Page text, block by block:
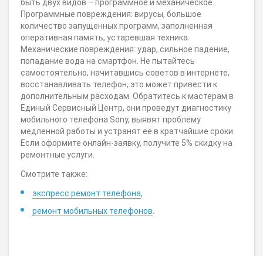
быть двух видов – программное и механическое.
Программные повреждения: вирусы, большое
количество запущенных программ, заполненная
оперативная память, устаревшая техника.
Механические повреждения: удар, сильное падение,
попадание вода на смартфон. Не пытайтесь
самостоятельно, начитавшись советов в интернете,
восстанавливать телефон, это может привести к
дополнительным расходам. Обратитесь к мастерам в
Единый Сервисный Центр, они проведут диагностику
мобильного телефона Sony, выявят проблему
медленной работы и устранят её в кратчайшие сроки.
Если оформите онлайн-заявку, получите 5% скидку на
ремонтные услуги.
Смотрите также:
экспресс ремонт телефона,
ремонт мобильных телефонов